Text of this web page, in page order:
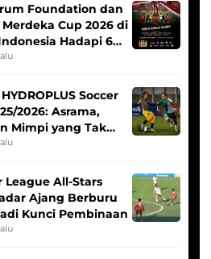
Foundation dan
Cup 2026 di
Hadapi 6
Soccer
2026: Asrama,
Mimpi yang Tak
League All-Stars
Ajang Berburu
Kunci Pembinaan